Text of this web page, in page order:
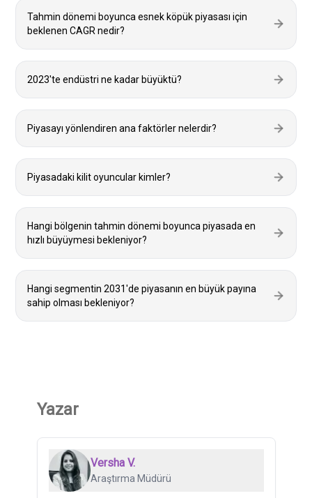
Tahmin dönemi boyunca esnek köpük piyasası için
beklenen CAGR nedir?
2023'te endüstri ne kadar büyüktü?
Piyasayı yönlendiren ana faktörler nelerdir?
Piyasadaki kilit oyuncular kimler?
Hangi bölgenin tahmin dönemi boyunca piyasada en
hızlı büyüymesi bekleniyor?
Hangi segmentin 2031'de piyasanın en büyük payına
sahip olması bekleniyor?
Yazar
Versha V.
Araştırma Müdürü